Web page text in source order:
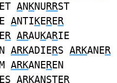
ET ANKNURRST
ANTIKERER
R ARAUKARIE
N ARKADIERS ARKANER
ARKANEREN
ES ARKANSTER